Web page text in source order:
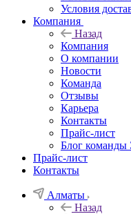
Условия
Компания
Назад
Компания
О компании
Новости
Команда
Отзывы
Карьера
Контакты
Прайс-лист
Блог команды
Прайс-лист
Контакты
Алматы
Назад